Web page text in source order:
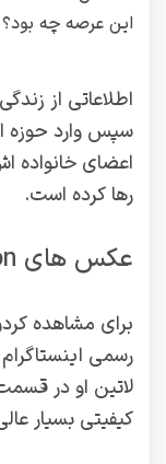
اطلاعاتی از
سپس وارد حوزه
اعضای خانواده
رها کرده است.
عکس های Charles Hoskinson را در کجا مشاهده کنیم؟
برای مشاهده
رسمی
لاتین او در
کیفیتی بسیار